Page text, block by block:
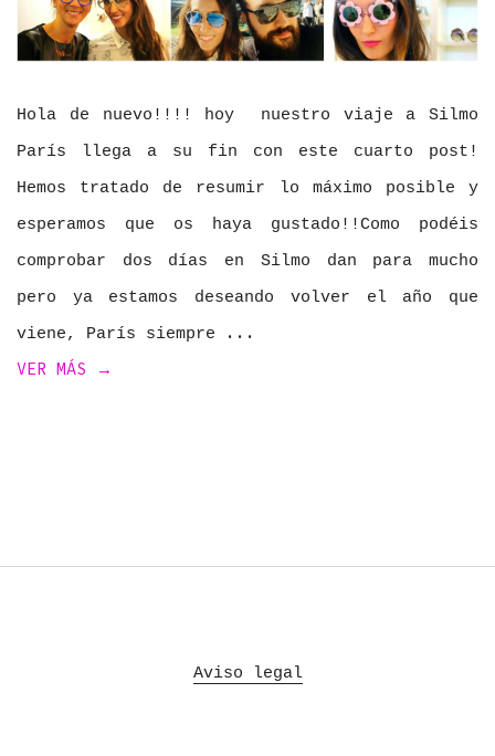
Hola de nuevo!!!! hoy nuestro viaje a Silmo
París llega a su fin con este cuarto post!
Hemos tratado de resumir lo máximo posible y
esperamos que os haya gustado!!Como podéis
comprobar dos días en Silmo dan para mucho
pero ya estamos deseando volver el año que
viene, París siempre
VER MÁS →
Aviso legal